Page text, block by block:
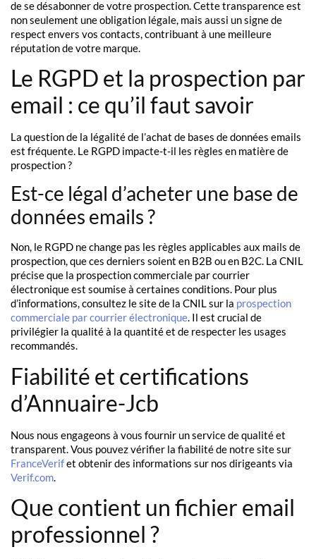
de se désabonner de votre prospection. Cette transparence est
non seulement une obligation légale, mais aussi un signe de
respect envers vos contacts, contribuant à une meilleure
réputation de votre marque.
Le RGPD et la prospection par
email : ce qu’il faut savoir
La question de la légalité de l’achat de bases de données emails
est fréquente. Le RGPD impacte-t-il les règles en matière de
prospection ?
Est-ce légal d’acheter une base de
données emails ?
Non, le RGPD ne change pas les règles applicables aux mails de
prospection, que ces derniers soient en B2B ou en B2C. La CNIL
précise que la prospection commerciale par courrier
électronique est soumise à certaines conditions. Pour plus
d’informations, consultez le site de la CNIL sur la prospection
commerciale par courrier électronique. Il est crucial de
privilégier la qualité à la quantité et de respecter les usages
recommandés.
Fiabilité et certifications
d’Annuaire-Jcb
Nous nous engageons à vous fournir un service de qualité et
transparent. Vous pouvez vérifier la fiabilité de notre site sur
FranceVerifet obtenir des informations sur nos dirigeants via
Verif.com.
Que contient un fichier email
professionnel ?